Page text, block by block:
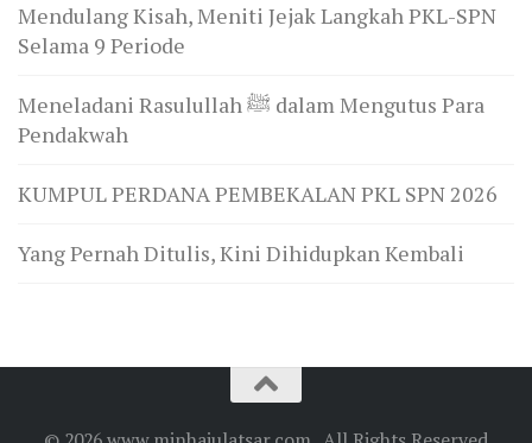
Mendulang Kisah, Meniti Jejak Langkah PKL-SPN
Selama 9 Periode
Meneladani Rasulullah ﷺ dalam Mengutus Para
Pendakwah
KUMPUL PERDANA PEMBEKALAN PKL SPN 2026
Yang Pernah Ditulis, Kini Dihidupkan Kembali